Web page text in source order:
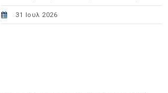
31 Ιουλ 2026